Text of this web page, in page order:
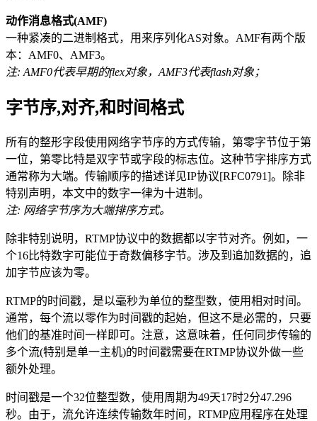
动作消息格式(AMF)
一种紧凑的二进制格式，用来序列化AS对象。AMF有两个版
本：AMF0、AMF3。
注: AMF0代表早期的flex对象，AMF3代表flash对象；
字节序,对齐,和时间格式
所有的整形字段使用网络字节序的方式传输，第零字节位于第
一位，第零比特是双字节或字段的标志位。这种节字排序方式
通常称为大端。传输顺序的描述详见IP协议[RFC0791]。除非
特别声明，本文中的数字一律为十进制。
注: 网络字节序为大端排序方式。
除非特别说明，RTMP协议中的数据都以字节对齐。例如，一
个16比特数字可能位于奇数偏移字节。涉及到追加数据的，追
加字节应该为零。
RTMP的时间戳，是以毫秒为单位的整型数，使用相对时间。
通常，每个流以零作为时间戳的起始，但这不是必需的，只要
他们的基准时间一样即可。注意，这意味着，任何同步传输的
多个流(特别是单一主机)的时间戳需要在RTMP协议外做一些
额外处理。
时间戳是一个32位整型数，使用周期为49天17时2分47.296
秒。由于，流允许连续传输数年时间，RTMP应用程序在处理